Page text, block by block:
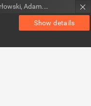
Show details
Perłowski, Adam. Red.